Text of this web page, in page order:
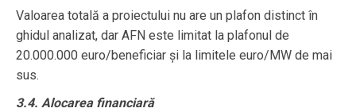
Valoarea totală a proiectului nu are un plafon distinct în
ghidul analizat, dar AFN este limitat la plafonul de
20.000.000 euro/beneficiar și la limitele euro/MW de mai
sus.
3.4. Alocarea financiară